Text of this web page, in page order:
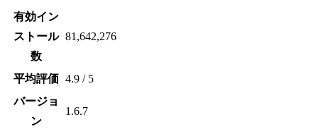
有効イン
ストール
数
81,642,276
平均評価 4.9 / 5
バージョ
ン
1.6.7